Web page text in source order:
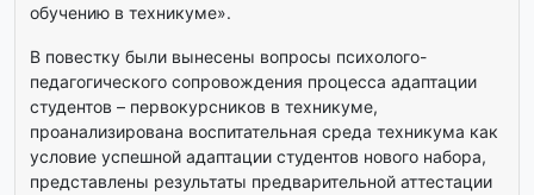
обучению в техникуме».
В повестку были вынесены вопросы психолого-
педагогического сопровождения процесса адаптации
студентов – первокурсников в техникуме,
проанализирована воспитательная среда техникума как
условие успешной адаптации студентов нового набора,
представлены результаты предварительной аттестации